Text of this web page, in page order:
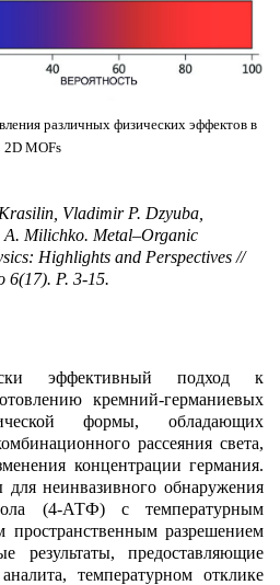
различных физических эффектов в
2D MOFs
Vladimir P. Dzyuba,
A. Milichko. Metal–Organic
Highlights and Perspectives //
6(17). P. 3-15.
эффективный подход к
кремний-германиевых
формы, обладающих
рассеяния света,
концентрации германия.
неинвазивного обнаружения
(4-АТФ) с температурным
разрешением
результаты, предоставляющие
температурном отклике